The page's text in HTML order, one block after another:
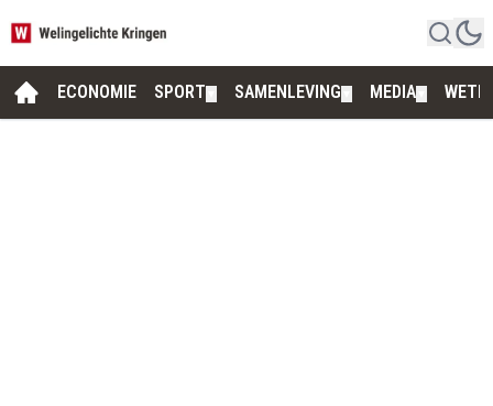
ECONOMIE SPORT SAMENLEVING MEDIA